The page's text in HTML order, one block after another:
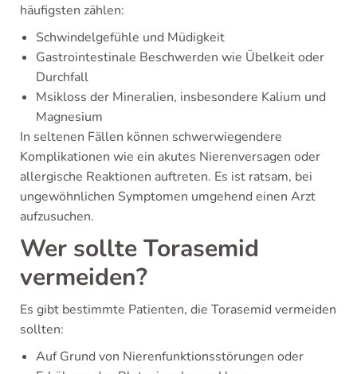
häufigsten zählen:
Schwindelgefühle und Müdigkeit
Gastrointestinale Beschwerden wie Übelkeit oder
Durchfall
Msikloss der Mineralien, insbesondere Kalium und
Magnesium
In seltenen Fällen können schwerwiegendere
Komplikationen wie ein akutes Nierenversagen oder
allergische Reaktionen auftreten. Es ist ratsam, bei
ungewöhnlichen Symptomen umgehend einen Arzt
aufzusuchen.
Wer sollte Torasemid
vermeiden?
Es gibt bestimmte Patienten, die Torasemid vermeiden
sollten:
Auf Grund von Nierenfunktionsstörungen oder